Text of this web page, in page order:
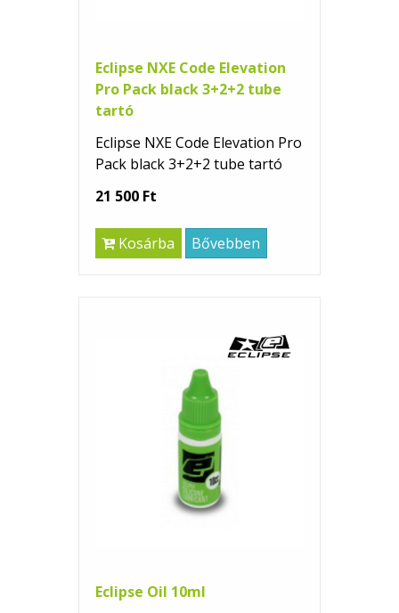
Eclipse NXE Code Elevation
Pro Pack black 3+2+2 tube
tartó
Eclipse NXE Code Elevation Pro
Pack black 3+2+2 tube tartó
21 500 Ft
Kosárba Bővebben
Eclipse Oil 10ml